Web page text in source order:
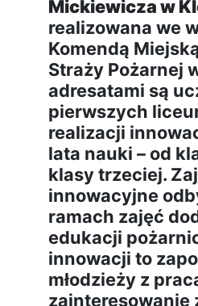
Mickiewicza w
realizowana we
Komendą
Straży Pożarnej
adresatami są
pierwszych
realizacji
lata nauki – od
klasy trzeciej.
innowacyjne
ramach zajęć
edukacji
innowacji to
młodzieży z
zainteresowanie